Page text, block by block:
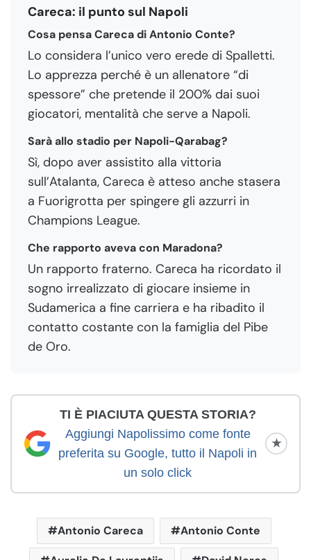
Careca: il punto sul Napoli
Cosa pensa Careca di Antonio Conte?
Lo considera l’unico vero erede di Spalletti.
Lo apprezza perché è un allenatore “di
spessore” che pretende il 200% dai suoi
giocatori, mentalità che serve a Napoli.
Sarà allo stadio per Napoli-Qarabag?
Sì, dopo aver assistito alla vittoria
sull’Atalanta, Careca è atteso anche stasera
a Fuorigrotta per spingere gli azzurri in
Champions League.
Che rapporto aveva con Maradona?
Un rapporto fraterno. Careca ha ricordato il
sogno irrealizzato di giocare insieme in
Sudamerica a fine carriera e ha ribadito il
contatto costante con la famiglia del Pibe
de Oro.
TI È PIACIUTA QUESTA STORIA?
Aggiungi Napolissimo come fonte
preferita su Google, tutto il Napoli in
un solo click
★
Antonio Careca Antonio Conte